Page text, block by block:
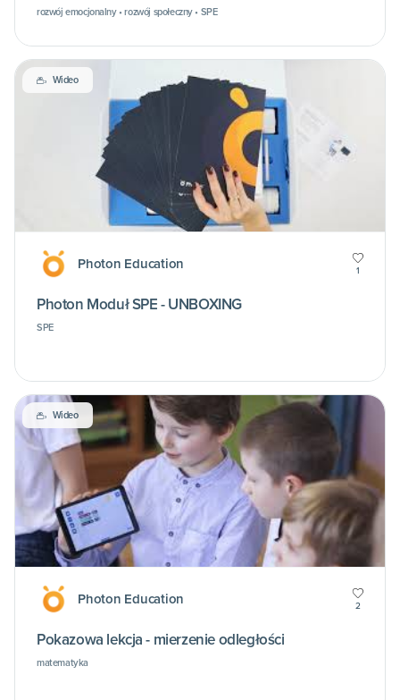
rozwój emocjonalny • rozwój społeczny • SPE
Wideo
Photon Education 1
Photon Moduł SPE - UNBOXING
SPE
Wideo
Photon Education 2
Pokazowa lekcja - mierzenie odległości
matematyka